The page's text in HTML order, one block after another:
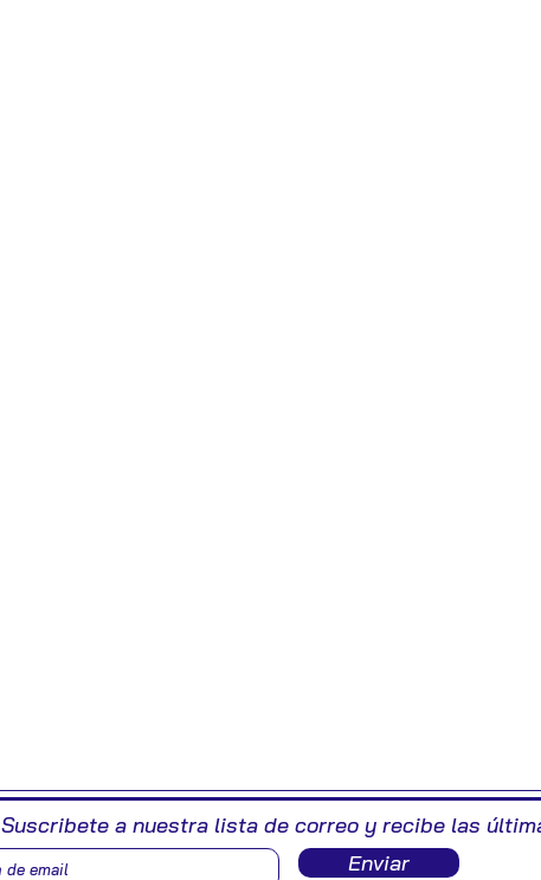
Suscribete a nuestra lista de correo y recibe las
Enviar